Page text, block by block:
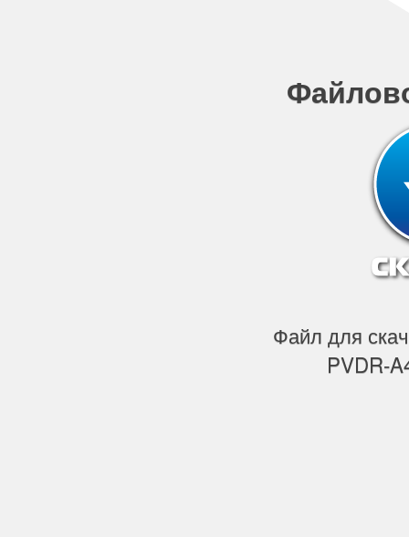
Файл для
PVDR-